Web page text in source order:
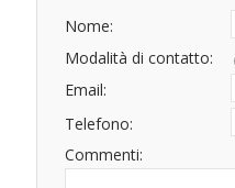
Nome:
Modalità di contatto:
Email:
Telefono:
Commenti: